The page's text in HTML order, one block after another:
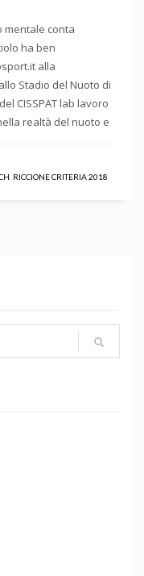
mentale conta
ha ben
alla
Stadio del Nuoto di
CISSPAT lab lavoro
realtà del nuoto e
RICCIONE CRITERIA 2018